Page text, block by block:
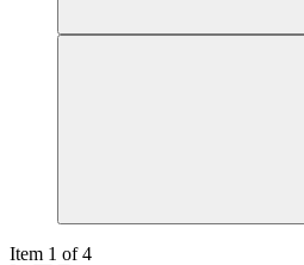
Item 1 of 4